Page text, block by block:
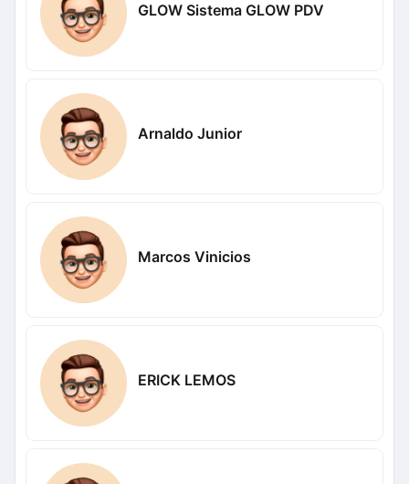
GLOW Sistema GLOW PDV
Arnaldo Junior
Marcos Vinicios
ERICK LEMOS